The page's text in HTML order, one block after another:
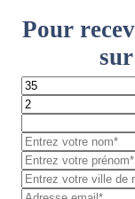
Pour